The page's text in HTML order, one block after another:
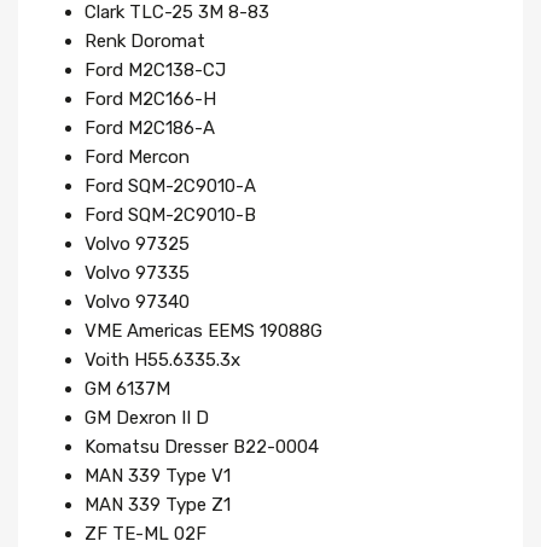
Clark TLC-25 3M 8-83
Renk Doromat
Ford M2C138-CJ
Ford M2C166-H
Ford M2C186-A
Ford Mercon
Ford SQM-2C9010-A
Ford SQM-2C9010-B
Volvo 97325
Volvo 97335
Volvo 97340
VME Americas EEMS 19088G
Voith H55.6335.3x
GM 6137M
GM Dexron II D
Komatsu Dresser B22-0004
MAN 339 Type V1
MAN 339 Type Z1
ZF TE-ML 02F